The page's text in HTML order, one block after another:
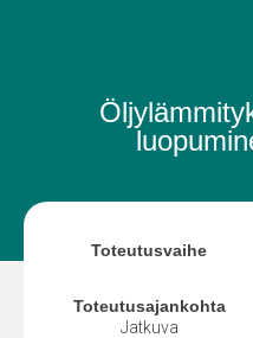
Toteutusvaihe
Toteutusajankohta
Jatkuva